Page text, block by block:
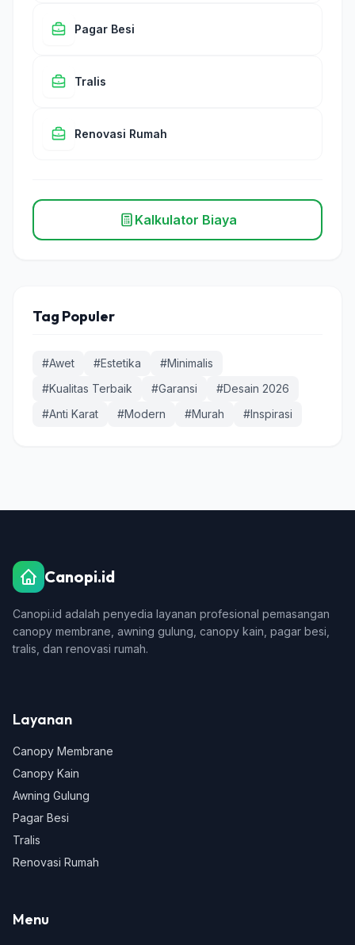
Pagar Besi
Tralis
Renovasi Rumah
Kalkulator Biaya
Tag Populer
#Awet #Estetika
#Minimalis
#Kualitas Terbaik
#Garansi
#Desain 2026
#Anti Karat
#Modern #Murah #Inspirasi
Canopi.id
Canopi.id adalah penyedia layanan profesional pemasangan
canopy membrane, awning gulung, canopy kain, pagar besi,
tralis, dan renovasi rumah.
Layanan
Canopy Membrane
Canopy Kain
Awning Gulung
Pagar Besi
Tralis
Renovasi Rumah
Menu